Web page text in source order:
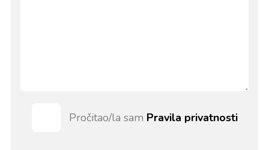
Pročitao/la sam Pravila privatnosti